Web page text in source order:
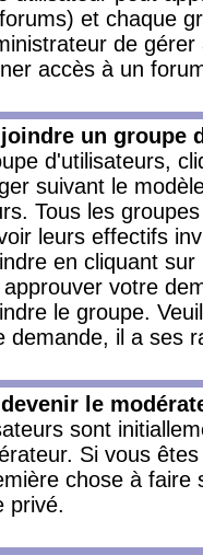
et chaque
de
accès à un
un groupe
d'utilisateurs,
suivant le
Tous les
leurs effectifs
en cliquant
votre
le groupe.
demande, il a ses
le
sont
Si vous
chose à
privé.